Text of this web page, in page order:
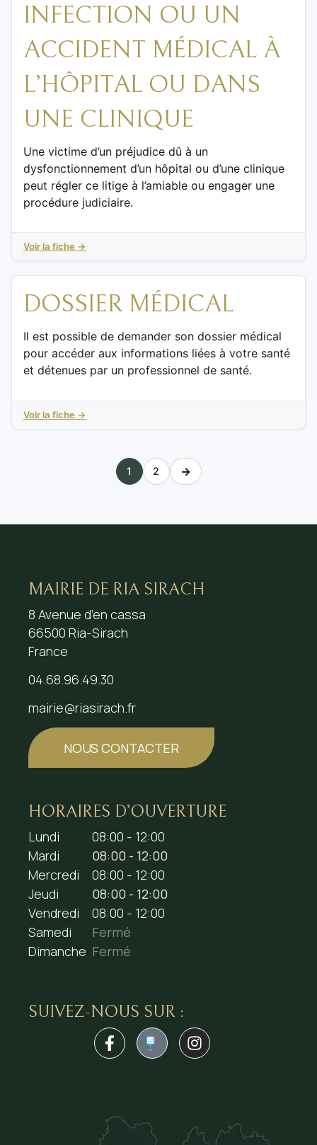
INFECTION OU UN
ACCIDENT MÉDICAL À
L’HÔPITAL OU DANS
UNE CLINIQUE
Une victime d’un préjudice dû à un
dysfonctionnement d’un hôpital ou d’une clinique
peut régler ce litige à l’amiable ou engager une
procédure judiciaire.
Voir la fiche →
DOSSIER MÉDICAL
Il est possible de demander son dossier médical
pour accéder aux informations liées à votre santé
et détenues par un professionnel de santé.
Voir la fiche →
1 2 →
MAIRIE DE RIA SIRACH
8 Avenue d’en cassa
66500 Ria-Sirach
France
04.68.96.49.30
mairie@riasirach.fr
NOUS CONTACTER
HORAIRES D’OUVERTURE
Lundi
08:00 - 12:00
Mardi
08:00 - 12:00
Mercredi
08:00 - 12:00
Jeudi
08:00 - 12:00
Vendredi
08:00 - 12:00
Samedi
Fermé
Dimanche Fermé
SUIVEZ-NOUS SUR :
1